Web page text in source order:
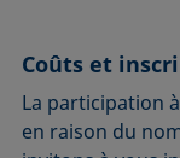
Coûts et
La participation
en raison du